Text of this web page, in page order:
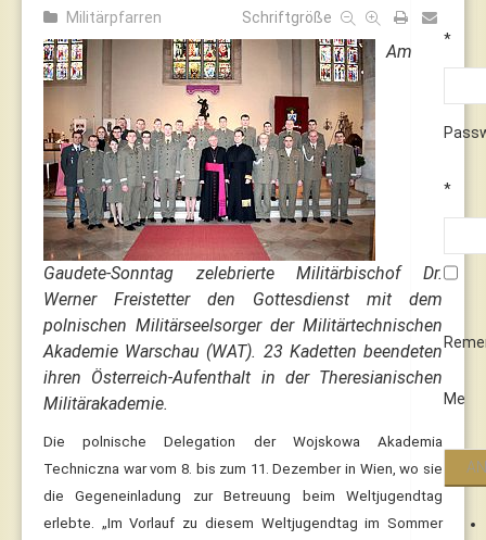
*
*
Me
Militärpfarren Schriftgröße
Am
Gaudete-Sonntag zelebrierte Militärbischof Dr.
Werner Freistetter den Gottesdienst mit dem
polnischen Militärseelsorger der Militärtechnischen
Akademie Warschau (WAT). 23 Kadetten beendeten
ihren Österreich-Aufenthalt in der Theresianischen
Militärakademie.
Die polnische Delegation der Wojskowa Akademia
Techniczna war vom 8. bis zum 11. Dezember in Wien, wo sie
die Gegeneinladung zur Betreuung beim Weltjugendtag
erlebte. „Im Vorlauf zu diesem Weltjugendtag im Sommer